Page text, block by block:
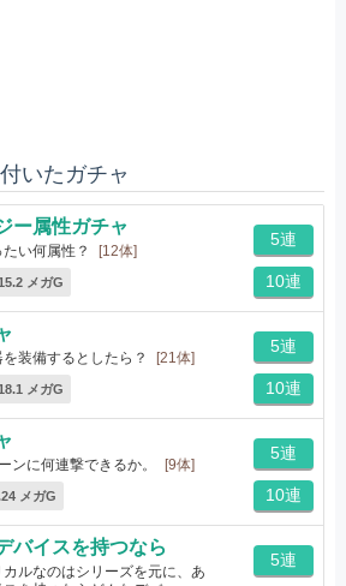
いたガチャ
ー属性ガチャ
い何属性？ [12体]
メガG
5連
10連
装備するとしたら？ [21体]
メガG
5連
10連
ンに何連撃できるか。 [9体]
メガG
5連
10連
バイスを持つなら
ルなのはシリーズを元に、あ
5連